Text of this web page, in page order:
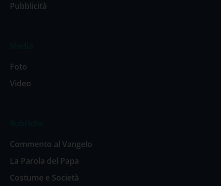
Pubblicità
Foto
Video
Commento al Vangelo
La Parola del Papa
Costume e Società